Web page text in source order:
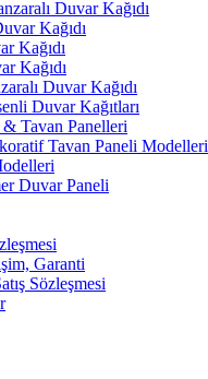
Duvar Kağıdı
Kağıdı
Kağıdı
Kağıdı
Duvar Kağıdı
Duvar Kağıtları
Tavan Panelleri
Tavan Paneli Modelleri
Duvar Paneli
Garanti
Sözleşmesi